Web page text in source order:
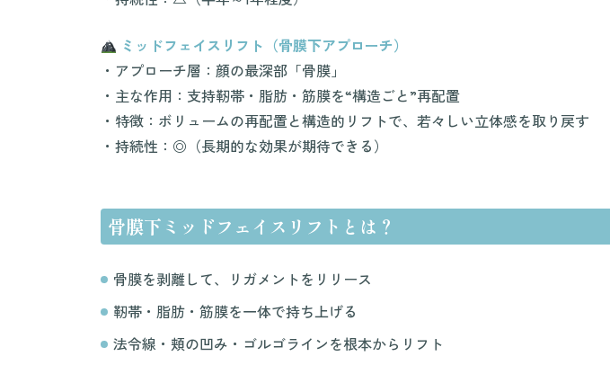
ミッドフェイスリフト（骨膜下アプローチ）
・アプローチ層：顔の最深部「骨膜」
・主な作用：支持靭帯・脂肪・筋膜を“構造ごと”再配置
・特徴：ボリュームの再配置と構造的リフトで、若々しい立体感を取り戻す
・持続性：◎（長期的な効果が期待できる）
骨膜下ミッドフェイスリフトとは？
骨膜を剥離して、リガメントをリリース
靭帯・脂肪・筋膜を一体で持ち上げる
法令線・頬の凹み・ゴルゴラインを根本からリフト